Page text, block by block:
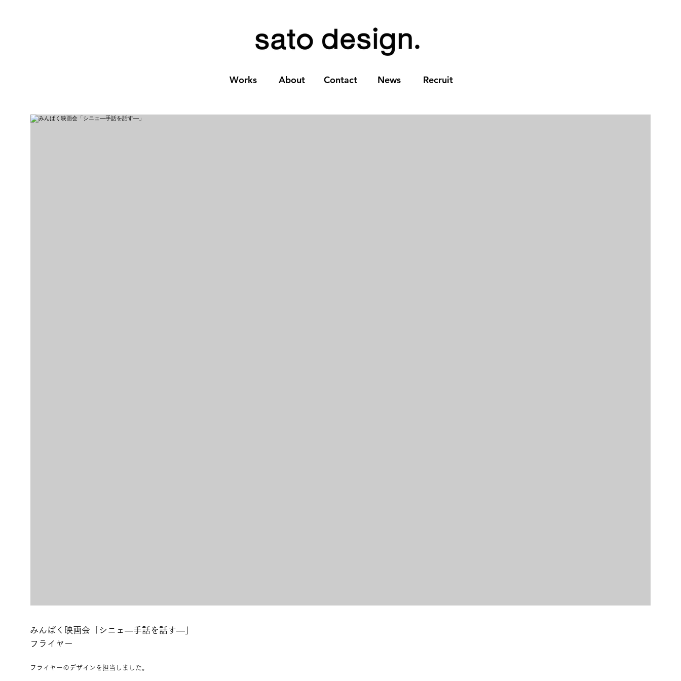
Works About Contact News Recruit
みんぱく映画会「シニェ—手話を話す—」
フライヤー
フライヤーのデザインを担当しました。